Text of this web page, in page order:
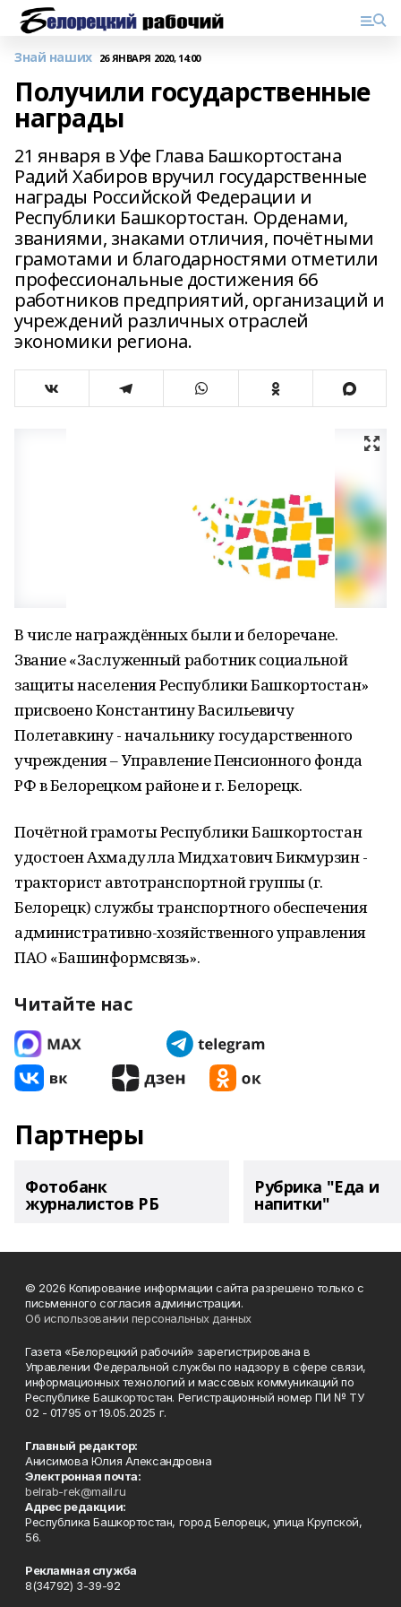
Знай наших 26 ЯНВАРЯ 2020, 14:00
Получили государственные
награды
21 января в Уфе Глава Башкортостана
Радий Хабиров вручил государственные
награды Российской Федерации и
Республики Башкортостан. Орденами,
званиями, знаками отличия, почётными
грамотами и благодарностями отметили
профессиональные достижения 66
работников предприятий, организаций и
учреждений различных отраслей
экономики региона.
В числе награждённых были и белоречане.
Звание «Заслуженный работник социальной
защиты населения Республики Башкортостан»
присвоено Константину Васильевичу
Полетавкину - начальнику государственного
учреждения – Управление Пенсионного фонда
РФ в Белорецком районе и г. Белорецк.
Почётной грамоты Республики Башкортостан
удостоен Ахмадулла Мидхатович Бикмурзин -
тракторист автотранспортной группы (г.
Белорецк) службы транспортного обеспечения
административно-хозяйственного управления
ПАО «Башинформсвязь».
Читайте нас
Партнеры
Фотобанк
журналистов РБ
Рубрика "Еда и
напитки"
© 2026 Копирование информации сайта разрешено только с
письменного согласия администрации.
Об использовании персональных данных
Газета «Белорецкий рабочий» зарегистрирована в
Управлении Федеральной службы по надзору в сфере связи,
информационных технологий и массовых коммуникаций по
Республике Башкортостан. Регистрационный номер ПИ № ТУ
02 - 01795 от 19.05.2025 г.
Главный редактор:
Анисимова Юлия Александровна
Электронная почта:
belrab-rek@mail.ru
Адрес редакции:
Республика Башкортостан, город Белорецк, улица Крупской,
56.
Рекламная служба
8(34792) 3-39-92